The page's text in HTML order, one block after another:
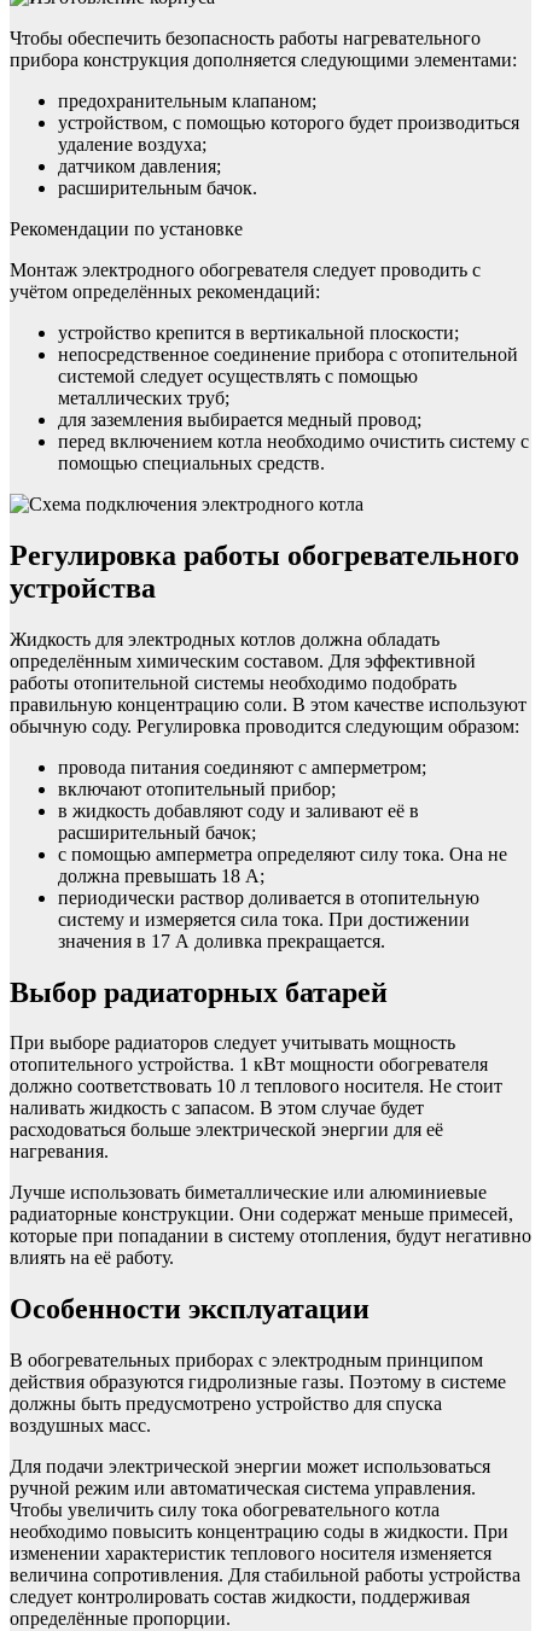
Чтобы обеспечить безопасность работы нагревательного
прибора конструкция дополняется следующими элементами:
предохранительным клапаном;
устройством, с помощью которого будет производиться
удаление воздуха;
датчиком давления;
расширительным бачок.
Рекомендации по установке
Монтаж электродного обогревателя следует проводить с
учётом определённых рекомендаций:
устройство крепится в вертикальной плоскости;
непосредственное соединение прибора с отопительной
системой следует осуществлять с помощью
металлических труб;
для заземления выбирается медный провод;
перед включением котла необходимо очистить систему с
помощью специальных средств.
Регулировка работы обогревательного
устройства
Жидкость для электродных котлов должна обладать
определённым химическим составом. Для эффективной
работы отопительной системы необходимо подобрать
правильную концентрацию соли. В этом качестве используют
обычную соду. Регулировка проводится следующим образом:
провода питания соединяют с амперметром;
включают отопительный прибор;
в жидкость добавляют соду и заливают её в
расширительный бачок;
с помощью амперметра определяют силу тока. Она не
должна превышать 18 А;
периодически раствор доливается в отопительную
систему и измеряется сила тока. При достижении
значения в 17 А доливка прекращается.
Выбор радиаторных батарей
При выборе радиаторов следует учитывать мощность
отопительного устройства. 1 кВт мощности обогревателя
должно соответствовать 10 л теплового носителя. Не стоит
наливать жидкость с запасом. В этом случае будет
расходоваться больше электрической энергии для её
нагревания.
Лучше использовать биметаллические или алюминиевые
радиаторные конструкции. Они содержат меньше примесей,
которые при попадании в систему отопления, будут негативно
влиять на её работу.
Особенности эксплуатации
В обогревательных приборах с электродным принципом
действия образуются гидролизные газы. Поэтому в системе
должны быть предусмотрено устройство для спуска
воздушных масс.
Для подачи электрической энергии может использоваться
ручной режим или автоматическая система управления.
Чтобы увеличить силу тока обогревательного котла
необходимо повысить концентрацию соды в жидкости. При
изменении характеристик теплового носителя изменяется
величина сопротивления. Для стабильной работы устройства
следует контролировать состав жидкости, поддерживая
определённые пропорции.